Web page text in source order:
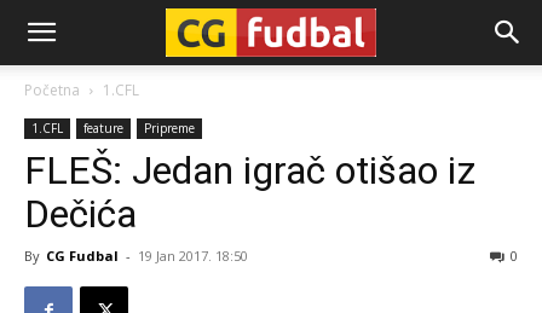
CG-
Fudbal
Početna 1.CFL
1.CFL feature Pripreme
FLEŠ: Jedan igrač otišao iz
Dečića
By CG Fudbal - 19 Jan 2017. 18:50 0